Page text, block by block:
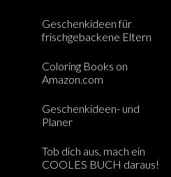
Geschenkideen für
frischgebackene Eltern
Coloring Books on
Amazon.com
Geschenkideen- und
Planer
Tob dich aus, mach ein
COOLES BUCH daraus!